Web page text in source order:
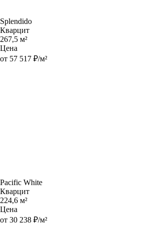
Splendido
Кварцит
267,5 м²
Цена
от 57 517 ₽/м²
Pacific White
Кварцит
224,6 м²
Цена
от 30 238 ₽/м²